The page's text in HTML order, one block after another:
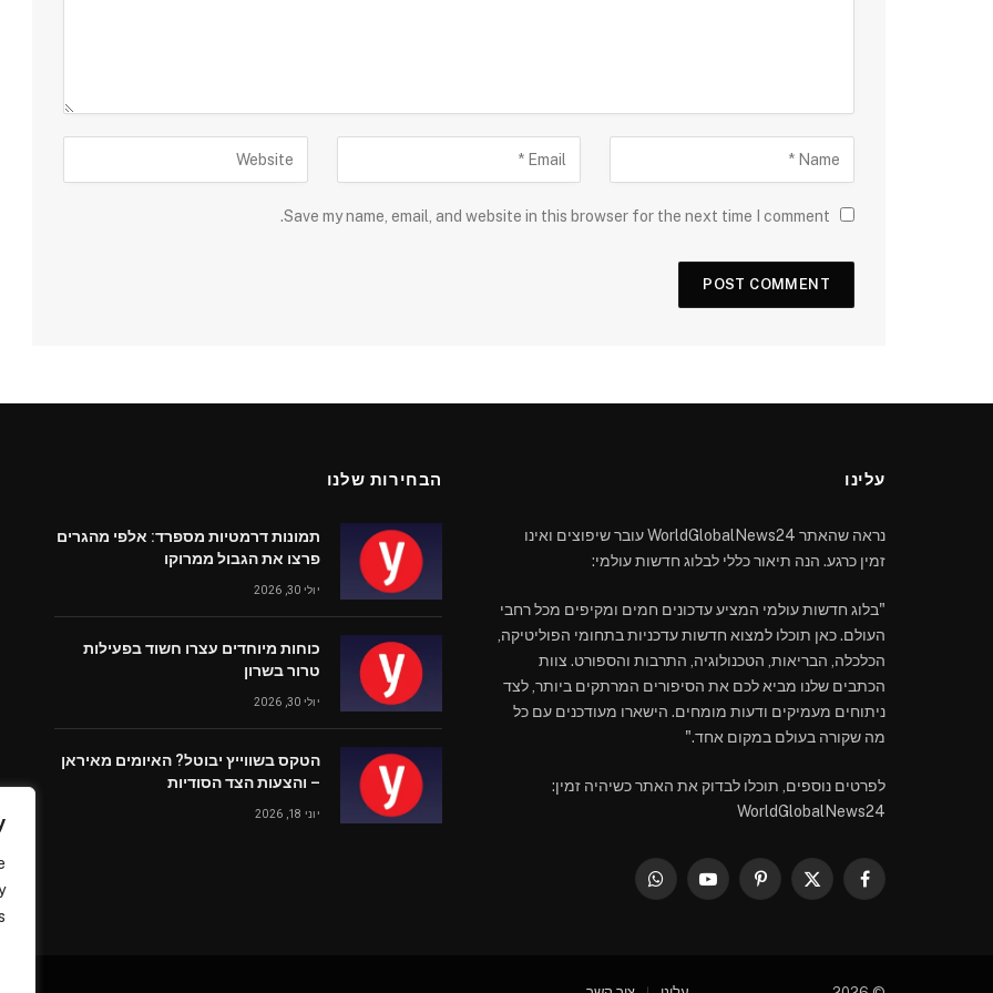
Save my name, email, and website in this browser for the next time I comment.
עלינו
נראה שהאתר WorldGlobalNews24 עובר שיפוצים ואינו
זמין כרגע. הנה תיאור כללי לבלוג חדשות עולמי:
"בלוג חדשות עולמי המציע עדכונים חמים ומקיפים מכל רחבי
העולם. כאן תוכלו למצוא חדשות עדכניות בתחומי הפוליטיקה,
הכלכלה, הבריאות, הטכנולוגיה, התרבות והספורט. צוות
הכתבים שלנו מביא לכם את הסיפורים המרתקים ביותר, לצד
ניתוחים מעמיקים ודעות מומחים. הישארו מעודכנים עם כל
מה שקורה בעולם במקום אחד."
לפרטים נוספים, תוכלו לבדוק את האתר כשיהיה זמין:
WorldGlobalNews24
Facebook
X
Pinterest
YouTube
WhatsApp
הבחירות שלנו
תמונות דרמטיות מספרד: אלפי מהגרים
פרצו את הגבול ממרוקו
יולי 30, 2026
כוחות מיוחדים עצרו חשוד בפעילות
טרור בשרון
יולי 30, 2026
הטקס בשווייץ יבוטל? האיומים מאיראן
– והצעות הצד הסודיות
יוני 18, 2026